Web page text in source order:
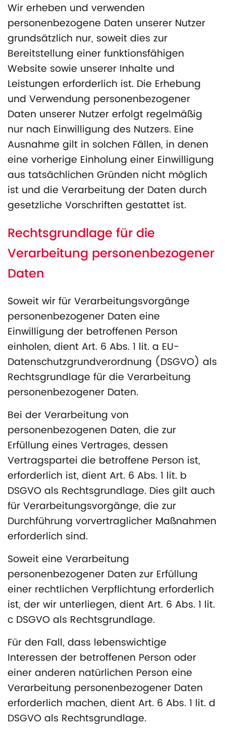
Wir erheben und verwenden
personenbezogene Daten unserer Nutzer
grundsätzlich nur, soweit dies zur
Bereitstellung einer funktionsfähigen
Website sowie unserer Inhalte und
Leistungen erforderlich ist. Die Erhebung
und Verwendung personenbezogener
Daten unserer Nutzer erfolgt regelmäßig
nur nach Einwilligung des Nutzers. Eine
Ausnahme gilt in solchen Fällen, in denen
eine vorherige Einholung einer Einwilligung
aus tatsächlichen Gründen nicht möglich
ist und die Verarbeitung der Daten durch
gesetzliche Vorschriften gestattet ist.
Rechtsgrundlage für die
Verarbeitung personenbezogener
Daten
Soweit wir für Verarbeitungsvorgänge
personenbezogener Daten eine
Einwilligung der betroffenen Person
einholen, dient Art. 6 Abs. 1 lit. a EU-
Datenschutzgrundverordnung (DSGVO) als
Rechtsgrundlage für die Verarbeitung
personenbezogener Daten.
Bei der Verarbeitung von
personenbezogenen Daten, die zur
Erfüllung eines Vertrages, dessen
Vertragspartei die betroffene Person ist,
erforderlich ist, dient Art. 6 Abs. 1 lit. b
DSGVO als Rechtsgrundlage. Dies gilt auch
für Verarbeitungsvorgänge, die zur
Durchführung vorvertraglicher Maßnahmen
erforderlich sind.
Soweit eine Verarbeitung
personenbezogener Daten zur Erfüllung
einer rechtlichen Verpflichtung erforderlich
ist, der wir unterliegen, dient Art. 6 Abs. 1 lit.
c DSGVO als Rechtsgrundlage.
Für den Fall, dass lebenswichtige
Interessen der betroffenen Person oder
einer anderen natürlichen Person eine
Verarbeitung personenbezogener Daten
erforderlich machen, dient Art. 6 Abs. 1 lit. d
DSGVO als Rechtsgrundlage.